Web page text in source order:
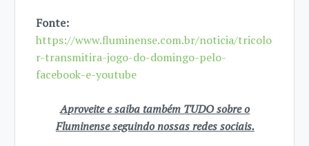
Fonte:
https://www.fluminense.com.br/noticia/tricolo
r-transmitira-jogo-do-domingo-pelo-
facebook-e-youtube
Aproveite e saiba também TUDO sobre o
Fluminense seguindo nossas redes sociais.